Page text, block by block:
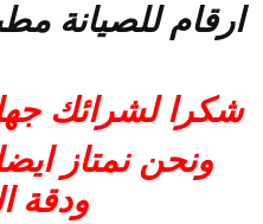
ارقام للصيانة
شكرا لشرائك
ونحن نمتاز
ودقة